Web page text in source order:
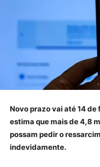
Novo prazo vai até 14
estima que mais de 4,8
possam pedir o
indevidamente.